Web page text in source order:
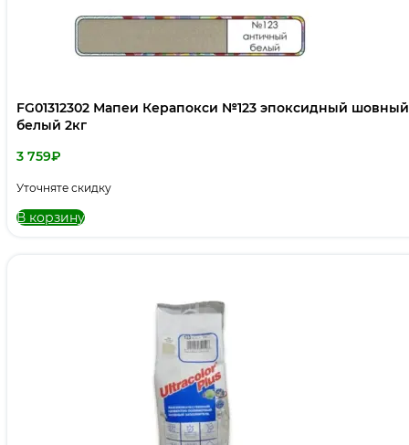
FG01312302 Мапеи Керапокси №123 эпоксидный
белый 2кг
3 759₽
Уточняте скидку
В корзину